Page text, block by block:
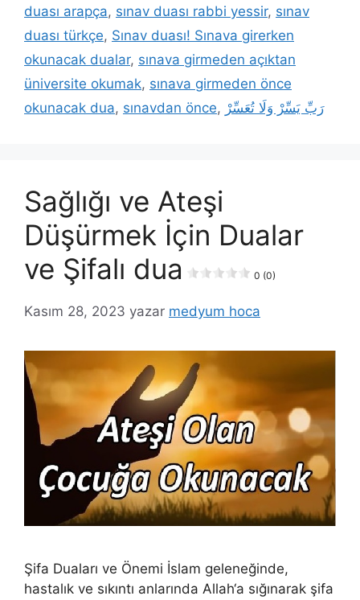
duası arapça, sınav duası rabbi yessir, sınav
duası türkçe, Sınav duası! Sınava girerken
okunacak dualar, sınava girmeden açıktan
üniversite okumak, sınava girmeden önce
okunacak dua, sınavdan önce, رَبِّ يَسِّرْ وَلَا تُعَسِّرْ
Sağlığı ve Ateşi
Düşürmek İçin Dualar
ve Şifalı dua
0 (0)
Kasım 28, 2023 yazar medyum hoca
Şifa Duaları ve Önemi İslam geleneğinde,
hastalık ve sıkıntı anlarında Allah‘a sığınarak şifa